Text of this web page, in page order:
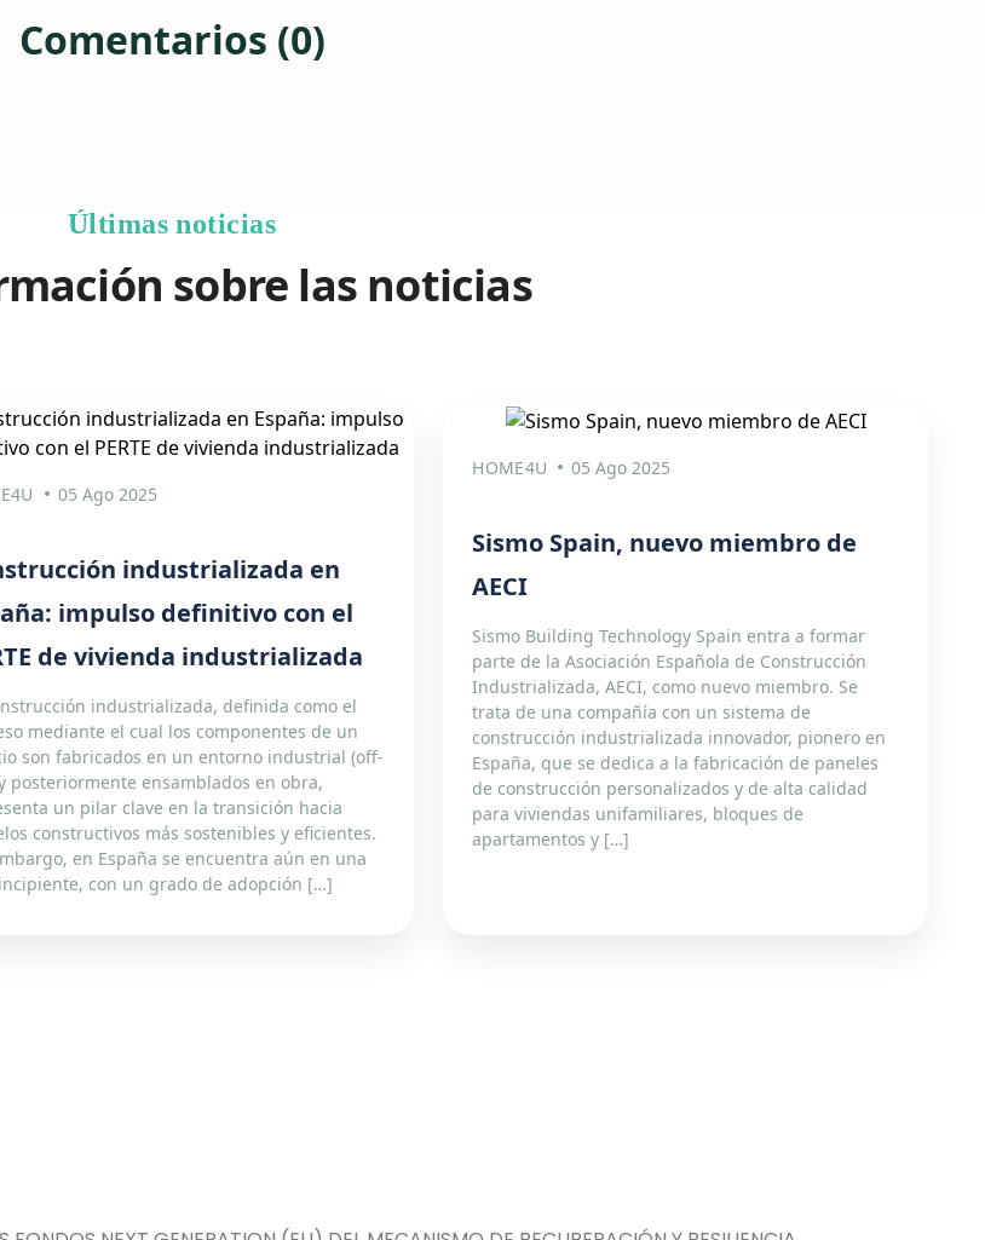
Comentarios (0)
Últimas noticias
sobre las noticias
05 Ago 2025
industrializada en
impulso definitivo con el
de vivienda industrializada
industrializada, definida como el
mediante el cual los componentes de un
son fabricados en un entorno industrial (off-
posteriormente ensamblados en obra,
un pilar clave en la transición hacia
constructivos más sostenibles y eficientes.
en España se encuentra aún en una
con un grado de adopción […]
HOME4U 05 Ago 2025
Sismo Spain, nuevo miembro de
AECI
Sismo Building Technology Spain entra a formar
parte de la Asociación Española de Construcción
Industrializada, AECI, como nuevo miembro. Se
trata de una compañía con un sistema de
construcción industrializada innovador, pionero en
España, que se dedica a la fabricación de paneles
de construcción personalizados y de alta calidad
para viviendas unifamiliares, bloques de
apartamentos y […]